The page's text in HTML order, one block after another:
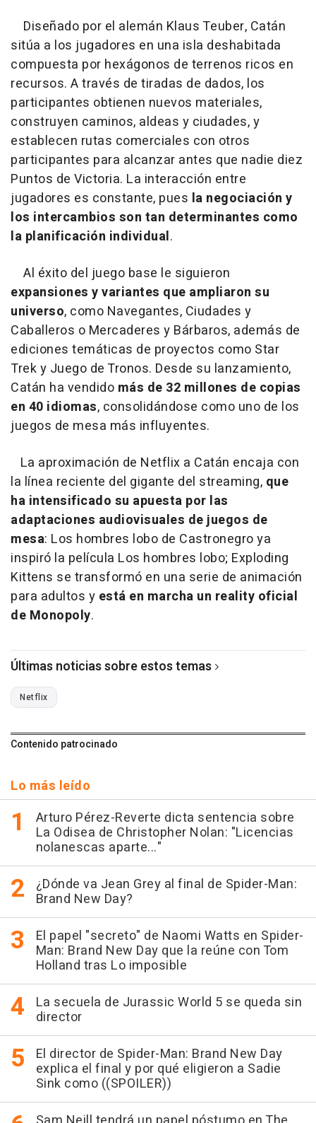
Diseñado por el alemán Klaus Teuber, Catán
sitúa a los jugadores en una isla deshabitada
compuesta por hexágonos de terrenos ricos en
recursos. A través de tiradas de dados, los
participantes obtienen nuevos materiales,
construyen caminos, aldeas y ciudades, y
establecen rutas comerciales con otros
participantes para alcanzar antes que nadie diez
Puntos de Victoria. La interacción entre
jugadores es constante, pues la negociación y
los intercambios son tan determinantes como
la planificación individual.
Al éxito del juego base le siguieron
expansiones y variantes que ampliaron su
universo, como Navegantes, Ciudades y
Caballeros o Mercaderes y Bárbaros, además de
ediciones temáticas de proyectos como Star
Trek y Juego de Tronos. Desde su lanzamiento,
Catán ha vendido más de 32 millones de copias
en 40 idiomas, consolidándose como uno de los
juegos de mesa más influyentes.
La aproximación de Netflix a Catán encaja con
la línea reciente del gigante del streaming, que
ha intensificado su apuesta por las
adaptaciones audiovisuales de juegos de
mesa: Los hombres lobo de Castronegro ya
inspiró la película Los hombres lobo; Exploding
Kittens se transformó en una serie de animación
para adultos y está en marcha un reality oficial
de Monopoly.
Últimas noticias sobre estos temas
Netflix
Contenido patrocinado
Lo más leído
Arturo Pérez-Reverte dicta sentencia sobre
La Odisea de Christopher Nolan: "Licencias
nolanescas aparte..."
¿Dónde va Jean Grey al final de Spider-Man:
Brand New Day?
El papel "secreto" de Naomi Watts en Spider-
Man: Brand New Day que la reúne con Tom
Holland tras Lo imposible
La secuela de Jurassic World 5 se queda sin
director
El director de Spider-Man: Brand New Day
explica el final y por qué eligieron a Sadie
Sink como ((SPOILER))